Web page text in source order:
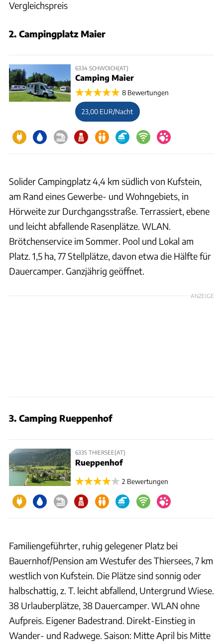
Vergleichspreis
2. Campingplatz Maier
6334 SCHWOICH(AT)
Camping Maier
8 Bewertungen
23,00 EUR/Nacht
Solider Campingplatz 4,4 km südlich von Kufstein,
am Rand eines Gewerbe- und Wohngebiets, in
Hörweite zur Durchgangsstraße. Terrassiert, ebene
und leicht abfallende Rasenplätze. WLAN.
Brötchenservice im Sommer. Pool und Lokal am
Platz. 1,5 ha, 77 Stellplätze, davon etwa die Hälfte für
Dauercamper. Ganzjährig geöffnet.
ANZEIGE
3. Camping Rueppenhof
6335 THIERSEE(AT)
Rueppenhof
2 Bewertungen
Familiengeführter, ruhig gelegener Platz bei
Bauernhof/Pension am Westufer des Thiersees, 7 km
westlich von Kufstein. Die Plätze sind sonnig oder
halbschattig, z. T. leicht abfallend, Untergrund Wiese.
38 Urlauberplätze, 38 Dauercamper. WLAN ohne
Aufpreis. Eigener Badestrand. Direkt-Einstieg in
Wander- und Radwege. Saison: Mitte April bis Mitte